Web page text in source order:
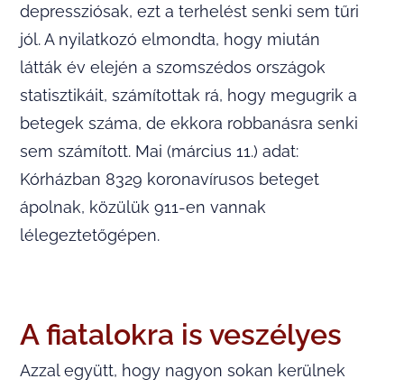
depressziósak, ezt a terhelést senki sem tűri
jól. A nyilatkozó elmondta, hogy miután
látták év elején a szomszédos országok
statisztikáit, számítottak rá, hogy megugrik a
betegek száma, de ekkora robbanásra senki
sem számított. Mai (március 11.) adat:
Kórházban 8329 koronavírusos beteget
ápolnak, közülük 911-en vannak
lélegeztetőgépen.
A fiatalokra is veszélyes
Azzal együtt, hogy nagyon sokan kerülnek